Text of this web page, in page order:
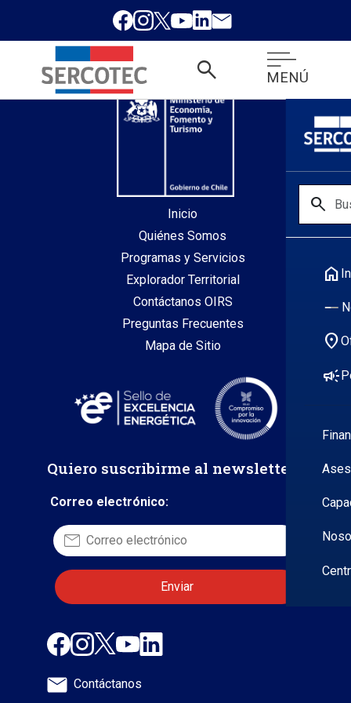
search MENÚ
search
home
location_on
campaign
desde index.php
Inicio
Quiénes Somos
Programas y Servicios
Explorador Territorial
Contáctanos OIRS
Preguntas Frecuentes
Mapa de Sitio
Quiero suscribirme al newsletter
Correo electrónico:
Contáctanos